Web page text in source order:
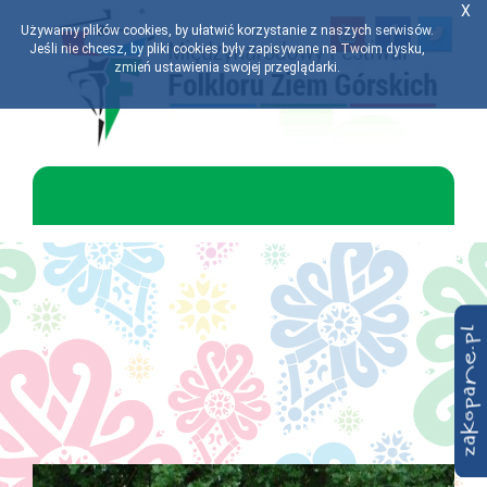
Używamy plików cookies, by ułatwić korzystanie z naszych serwisów.
Jeśli nie chcesz, by pliki cookies były zapisywane na Twoim dysku,
zmień ustawienia swojej przeglądarki.
X